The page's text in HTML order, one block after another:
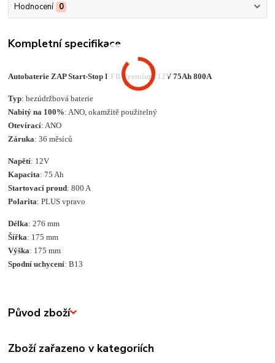
Hodnocení 0
Kompletní specifikace
Autobaterie ZAP Start-Stop EFB Premium 12V 75Ah 800A
Typ: bezúdržbová baterie
Nabitý na 100%: ANO, okamžitě použitelný
Otevírací: ANO
Záruka: 36 měsíců
Napětí: 12V
Kapacita: 75 Ah
Startovací proud: 800 A
Polarita: PLUS vpravo
Délka: 276 mm
Šířka: 175 mm
Výška: 175 mm
Spodní uchycení: B13
Původ zboží
Zboží zařazeno v kategoriích